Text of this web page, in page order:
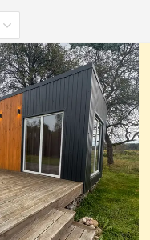
большая →
малая →
→ малая
→ большая